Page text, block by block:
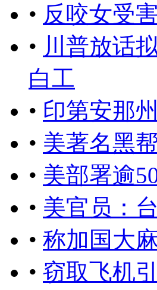
• 反咬女受
• 川普放话
白工
• 印第安那
• 美著名黑
• 美部署逾
• 美官员：
• 称加国大
• 窃取飞机